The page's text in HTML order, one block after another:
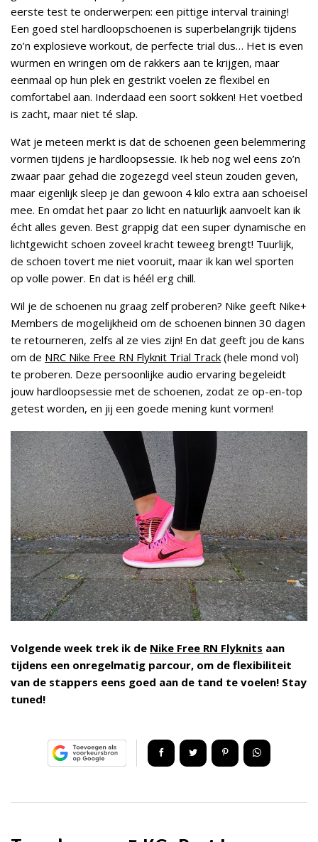
eerste test te onderwerpen: een pittige interval training!
Een goed stel hardloopschoenen is superbelangrijk tijdens
zo’n explosieve workout, de perfecte trial dus… Het is even
wurmen en wringen om de rakkers aan te krijgen, maar
eenmaal op hun plek en gestrikt voelen ze flexibel en
comfortabel aan. Inderdaad een soort sokken! Het voetbed
is zacht, maar niet té slap.
Wat je meteen merkt is dat de schoenen geen belemmering
vormen tijdens je hardloopsessie. Ik heb nog wel eens zo’n
zwaar paar gehad die zogezegd veel steun zouden geven,
maar eigenlijk sleep je dan gewoon 4 kilo extra aan schoeisel
mee. En omdat het paar zo licht en natuurlijk aanvoelt kan ik
écht alles geven. Best grappig dat een super dynamische en
lichtgewicht schoen zoveel kracht teweeg brengt! Tuurlijk,
de schoen tovert me niet vooruit, maar ik kan wel sporten
op volle power. En dat is héél erg chill.
Wil je de schoenen nu graag zelf proberen? Nike geeft Nike+
Members de mogelijkheid om de schoenen binnen 30 dagen
te retourneren, zelfs al ze vies zijn! En dat geeft jou de kans
om de NRC Nike Free RN Flyknit Trial Track (hele mond vol)
te proberen. Deze persoonlijke audio ervaring begeleidt
jouw hardloopsessie met de schoenen, zodat ze op-en-top
getest worden, en jij een goede mening kunt vormen!
Volgende week trek ik de Nike Free RN Flyknits aan
tijdens een onregelmatig parcour, om de flexibiliteit
van de stappers eens goed aan de tand te voelen! Stay
tuned!